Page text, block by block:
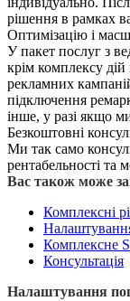
рішення в рамках
Оптимізацію і
У пакет послуг з
крім комплексу
рекламних
підключення
інше, у разі якщо
Безкоштовні
Ми так само
рентабельності та
Вас також може
Комплексні
Комплексне
Консультація
Налаштування